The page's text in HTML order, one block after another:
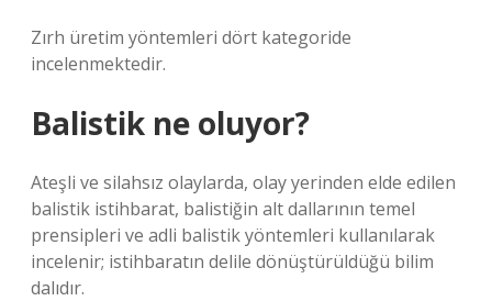
Zırh üretim yöntemleri dört kategoride
incelenmektedir.
Balistik ne oluyor?
Ateşli ve silahsız olaylarda, olay yerinden elde edilen
balistik istihbarat, balistiğin alt dallarının temel
prensipleri ve adli balistik yöntemleri kullanılarak
incelenir; istihbaratın delile dönüştürüldüğü bilim
dalıdır.